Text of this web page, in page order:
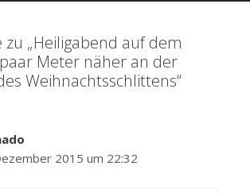
zu „Heiligabend auf dem
Meter näher an der
Weihnachtsschlittens“
2015 um 22:32